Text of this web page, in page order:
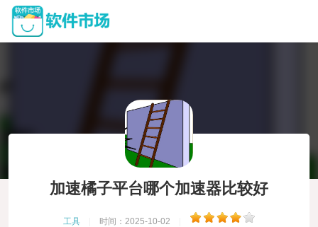
加速橘子平台哪个加速器比较好
工具 时间：2025-10-02